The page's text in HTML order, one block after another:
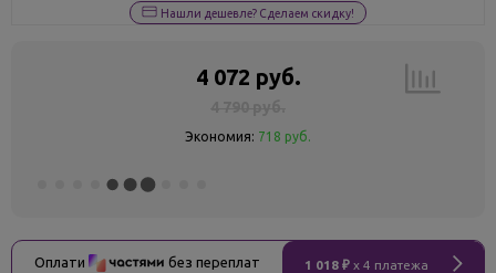
Нашли дешевле? Сделаем скидку!
4 072 руб.
Экономия: 718 руб.
Оплати без переплат 1 018 ₽ x 4 платежа